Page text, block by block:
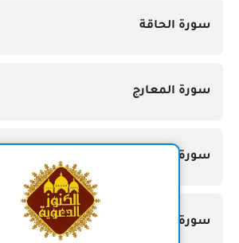
سورة الحاقة
سورة المعارج
سورة نوح
سورة الجن